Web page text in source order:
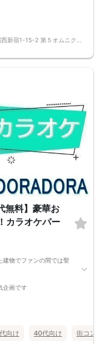
丁寧にお席までお持ち
交流をお楽しみ頂きた
ません！お一人様参加
会！が東京上陸！》
を参加者様全員にお楽
、お店と打ち合わせを
無料】豪華お
カラオケパー
建物でファンの間では聖
企画です
良くなりやすいと評判
向け 40代向け 街コン